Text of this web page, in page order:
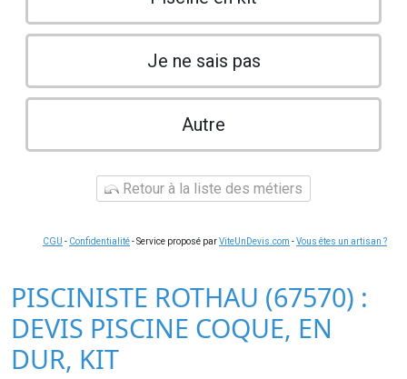
Je ne sais pas
Autre
Retour à la liste des métiers
CGU - Confidentialité- Service proposé parViteUnDevis.com -Vous êtes un artisan ?
PISCINISTE ROTHAU (67570) :
DEVIS PISCINE COQUE, EN
DUR, KIT